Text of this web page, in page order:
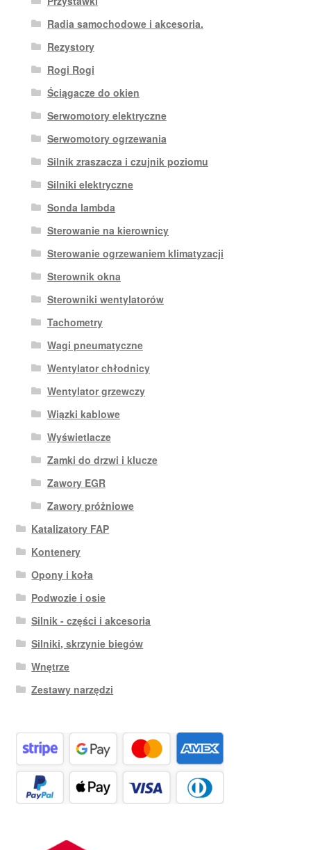
Radia samochodowe i akcesoria.
Rezystory
Rogi Rogi
Ściągacze do okien
Serwomotory elektryczne
Serwomotory ogrzewania
Silnik zraszacza i czujnik poziomu
Silniki elektryczne
Sonda lambda
Sterowanie na kierownicy
Sterowanie ogrzewaniem klimatyzacji
Sterownik okna
Sterowniki wentylatorów
Tachometry
Wagi pneumatyczne
Wentylator chłodnicy
Wentylator grzewczy
Wiązki kablowe
Wyświetlacze
Zamki do drzwi i klucze
Zawory EGR
Zawory próżniowe
Katalizatory FAP
Kontenery
Opony i koła
Podwozie i osie
Silnik - części i akcesoria
Silniki, skrzynie biegów
Wnętrze
Zestawy narzędzi